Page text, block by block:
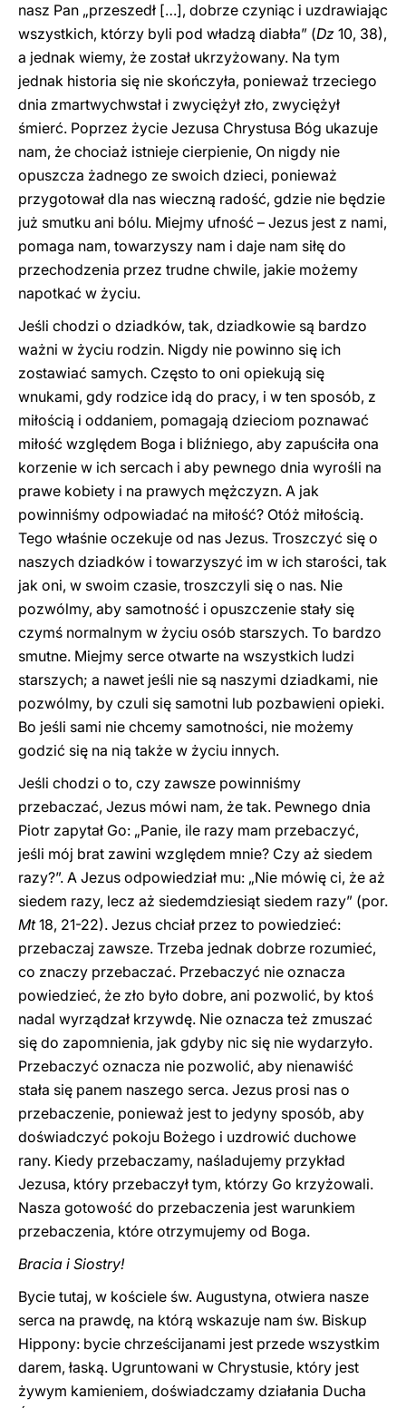
nasz Pan „przeszedł […], dobrze czyniąc i uzdrawiając
wszystkich, którzy byli pod władzą diabła” (Dz 10, 38),
a jednak wiemy, że został ukrzyżowany. Na tym
jednak historia się nie skończyła, ponieważ trzeciego
dnia zmartwychwstał i zwyciężył zło, zwyciężył
śmierć. Poprzez życie Jezusa Chrystusa Bóg ukazuje
nam, że chociaż istnieje cierpienie, On nigdy nie
opuszcza żadnego ze swoich dzieci, ponieważ
przygotował dla nas wieczną radość, gdzie nie będzie
już smutku ani bólu. Miejmy ufność – Jezus jest z nami,
pomaga nam, towarzyszy nam i daje nam siłę do
przechodzenia przez trudne chwile, jakie możemy
napotkać w życiu.
Jeśli chodzi o dziadków, tak, dziadkowie są bardzo
ważni w życiu rodzin. Nigdy nie powinno się ich
zostawiać samych. Często to oni opiekują się
wnukami, gdy rodzice idą do pracy, i w ten sposób, z
miłością i oddaniem, pomagają dzieciom poznawać
miłość względem Boga i bliźniego, aby zapuściła ona
korzenie w ich sercach i aby pewnego dnia wyrośli na
prawe kobiety i na prawych mężczyzn. A jak
powinniśmy odpowiadać na miłość? Otóż miłością.
Tego właśnie oczekuje od nas Jezus. Troszczyć się o
naszych dziadków i towarzyszyć im w ich starości, tak
jak oni, w swoim czasie, troszczyli się o nas. Nie
pozwólmy, aby samotność i opuszczenie stały się
czymś normalnym w życiu osób starszych. To bardzo
smutne. Miejmy serce otwarte na wszystkich ludzi
starszych; a nawet jeśli nie są naszymi dziadkami, nie
pozwólmy, by czuli się samotni lub pozbawieni opieki.
Bo jeśli sami nie chcemy samotności, nie możemy
godzić się na nią także w życiu innych.
Jeśli chodzi o to, czy zawsze powinniśmy
przebaczać, Jezus mówi nam, że tak. Pewnego dnia
Piotr zapytał Go: „Panie, ile razy mam przebaczyć,
jeśli mój brat zawini względem mnie? Czy aż siedem
razy?”. A Jezus odpowiedział mu: „Nie mówię ci, że aż
siedem razy, lecz aż siedemdziesiąt siedem razy” (por.
Mt18, 21-22). Jezus chciał przez to powiedzieć:
przebaczaj zawsze. Trzeba jednak dobrze rozumieć,
co znaczy przebaczać. Przebaczyć nie oznacza
powiedzieć, że zło było dobre, ani pozwolić, by ktoś
nadal wyrządzał krzywdę. Nie oznacza też zmuszać
się do zapomnienia, jak gdyby nic się nie wydarzyło.
Przebaczyć oznacza nie pozwolić, aby nienawiść
stała się panem naszego serca. Jezus prosi nas o
przebaczenie, ponieważ jest to jedyny sposób, aby
doświadczyć pokoju Bożego i uzdrowić duchowe
rany. Kiedy przebaczamy, naśladujemy przykład
Jezusa, który przebaczył tym, którzy Go krzyżowali.
Nasza gotowość do przebaczenia jest warunkiem
przebaczenia, które otrzymujemy od Boga.
Bracia i Siostry!
Bycie tutaj, w kościele św. Augustyna, otwiera nasze
serca na prawdę, na którą wskazuje nam św. Biskup
Hippony: bycie chrześcijanami jest przede wszystkim
darem, łaską. Ugruntowani w Chrystusie, który jest
żywym kamieniem, doświadczamy działania Ducha